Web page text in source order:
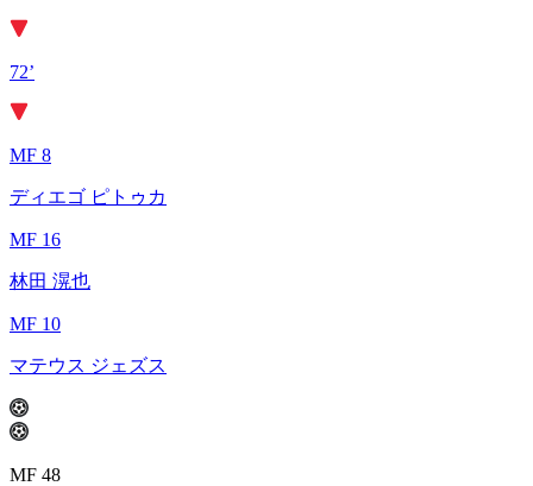
72’
MF 8
ディエゴ ピトゥカ
MF 16
林田 滉也
MF 10
マテウス ジェズス
MF 48